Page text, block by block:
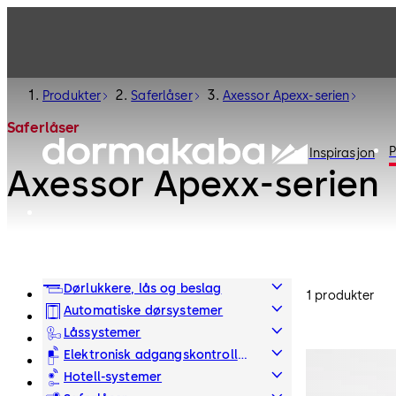
Inspirasjon
Produkter Saferlåser Axessor Apexx-serien
Saferlåser
Axessor Apexx-serien
Dørlukkere, lås og beslag
Automatiske dørsystemer
Låssystemer
Elektronisk adgangskontroll
og data
Hotell-systemer
1 produkter